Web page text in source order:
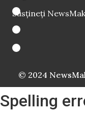
Susțineți
© 2024
Spelling